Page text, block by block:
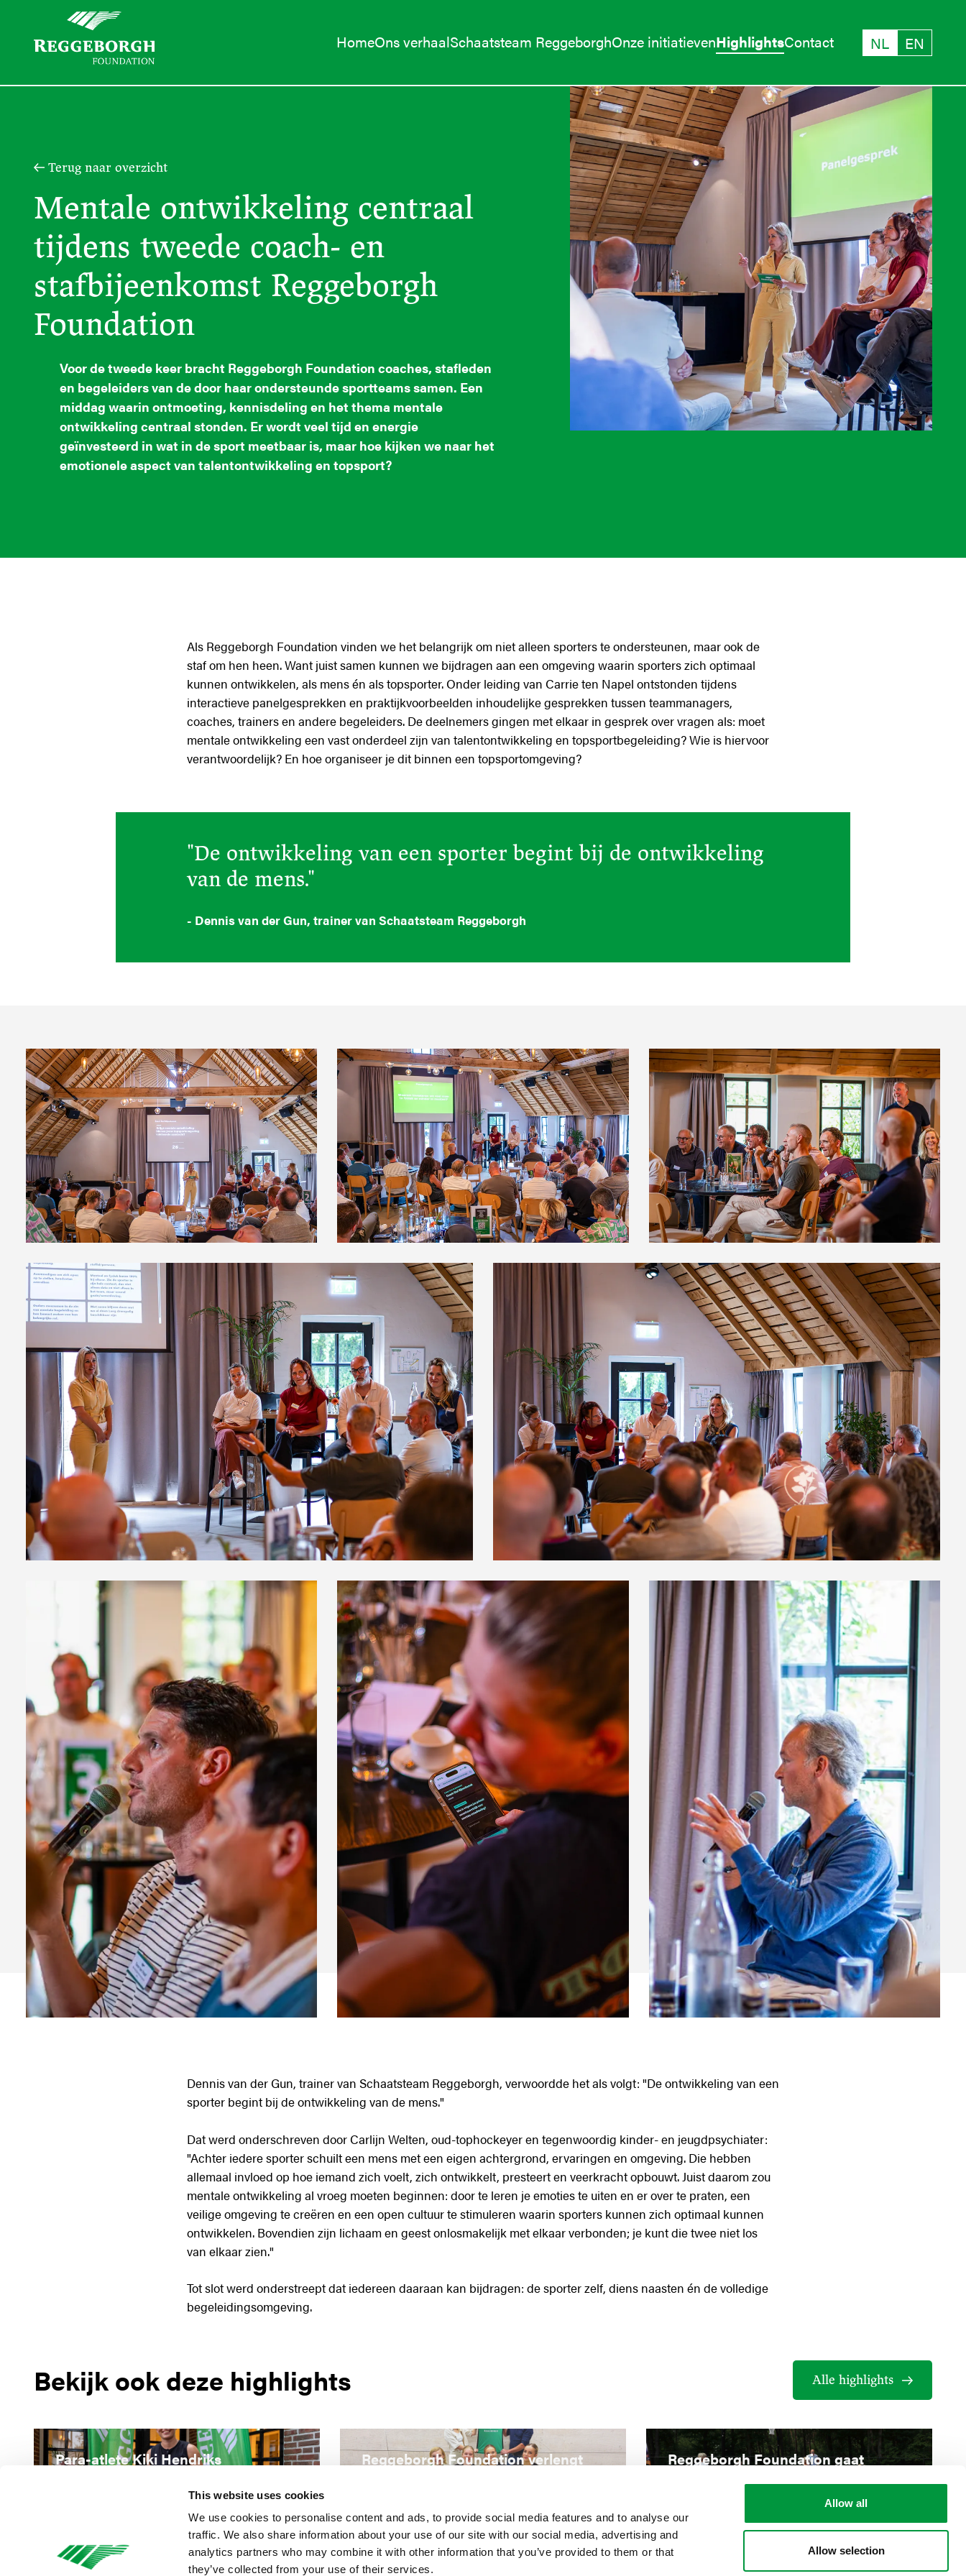
This website uses cookies
We use cookies to personalise content and ads, to provide social media features and to analyse our
traffic. We also share information about your use of our site with our social media, advertising and
analytics partners who may combine it with other information that you’ve provided to them or that
they’ve collected from your use of their services.
Allow all
Allow selection
HomeOns verhaalSchaatsteam ReggeborghOnze initiatievenHighlightsContact NL EN
Terug naar overzicht
Mentale ontwikkeling centraal
tijdens tweede coach- en
stafbijeenkomst Reggeborgh
Foundation
Voor de tweede keer bracht Reggeborgh Foundation coaches, stafleden
en begeleiders van de door haar ondersteunde sportteams samen. Een
middag waarin ontmoeting, kennisdeling en het thema mentale
ontwikkeling centraal stonden. Er wordt veel tijd en energie
geïnvesteerd in wat in de sport meetbaar is, maar hoe kijken we naar het
emotionele aspect van talentontwikkeling en topsport?
Als Reggeborgh Foundation vinden we het belangrijk om niet alleen sporters te ondersteunen, maar ook de
staf om hen heen. Want juist samen kunnen we bijdragen aan een omgeving waarin sporters zich optimaal
kunnen ontwikkelen, als mens én als topsporter. Onder leiding van Carrie ten Napel ontstonden tijdens
interactieve panelgesprekken en praktijkvoorbeelden inhoudelijke gesprekken tussen teammanagers,
coaches, trainers en andere begeleiders. De deelnemers gingen met elkaar in gesprek over vragen als: moet
mentale ontwikkeling een vast onderdeel zijn van talentontwikkeling en topsportbegeleiding? Wie is hiervoor
verantwoordelijk? En hoe organiseer je dit binnen een topsportomgeving?
"De ontwikkeling van een sporter begint bij de ontwikkeling
van de mens."
- Dennis van der Gun, trainer van Schaatsteam Reggeborgh
Dennis van der Gun, trainer van Schaatsteam Reggeborgh, verwoordde het als volgt: "De ontwikkeling van een
sporter begint bij de ontwikkeling van de mens."
Dat werd onderschreven door Carlijn Welten, oud-tophockeyer en tegenwoordig kinder- en jeugdpsychiater:
"Achter iedere sporter schuilt een mens met een eigen achtergrond, ervaringen en omgeving. Die hebben
allemaal invloed op hoe iemand zich voelt, zich ontwikkelt, presteert en veerkracht opbouwt. Juist daarom zou
mentale ontwikkeling al vroeg moeten beginnen: door te leren je emoties te uiten en er over te praten, een
veilige omgeving te creëren en een open cultuur te stimuleren waarin sporters kunnen zich optimaal kunnen
ontwikkelen. Bovendien zijn lichaam en geest onlosmakelijk met elkaar verbonden; je kunt die twee niet los
van elkaar zien."
Tot slot werd onderstreept dat iedereen daaraan kan bijdragen: de sporter zelf, diens naasten én de volledige
begeleidingsomgeving.
Bekijk ook deze highlights Alle highlights
Para-atlete Kiki Hendriks
Reggeborgh Foundation verlengt
Reggeborgh Foundation gaat